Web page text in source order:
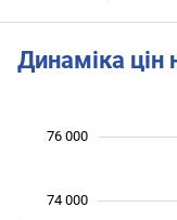
Динаміка цін
74 000
76 000